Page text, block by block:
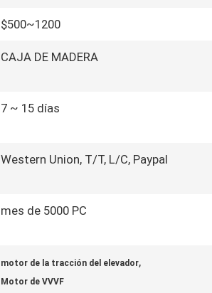
$500~1200
CAJA DE MADERA
7 ~ 15 días
Western Union, T/T, L/C, Paypal
mes de 5000 PC
motor de la tracción del elevador,
Motor de VVVF